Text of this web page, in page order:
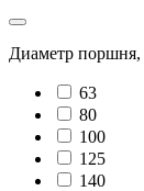
Диаметр
63
80
100
125
140